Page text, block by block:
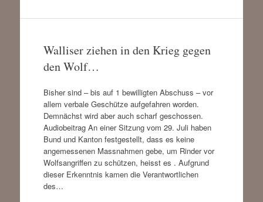
Walliser ziehen in den Krieg gegen
den Wolf…
Bisher sind – bis auf 1 bewilligten Abschuss – vor
allem verbale Geschütze aufgefahren worden.
Demnächst wird aber auch scharf geschossen.
Audiobeitrag An einer Sitzung vom 29. Juli haben
Bund und Kanton festgestellt, dass es keine
angemessenen Massnahmen gebe, um Rinder vor
Wolfsangriffen zu schützen, heisst es . Aufgrund
dieser Erkenntnis kamen die Verantwortlichen
des…